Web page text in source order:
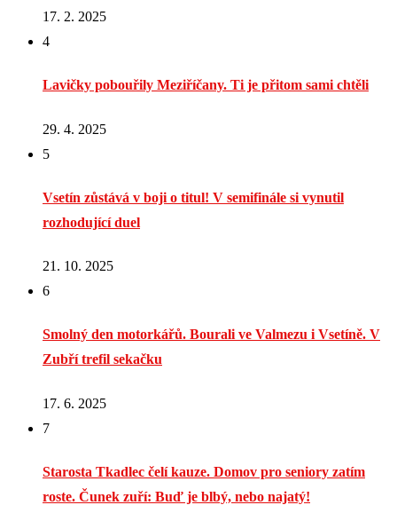
17. 2. 2025
4
Lavičky pobouřily Meziříčany. Ti je přitom sami chtěli
29. 4. 2025
5
Vsetín zůstává v boji o titul! V semifinále si vynutil
rozhodující duel
21. 10. 2025
6
Smolný den motorkářů. Bourali ve Valmezu i Vsetíně. V
Zubří trefil sekačku
17. 6. 2025
7
Starosta Tkadlec čelí kauze. Domov pro seniory zatím
roste. Čunek zuří: Buď je blbý, nebo najatý!